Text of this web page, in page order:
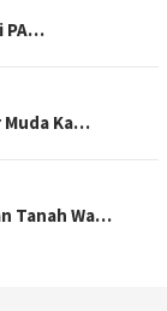
PA…
Muda Ka…
Tanah Wa…